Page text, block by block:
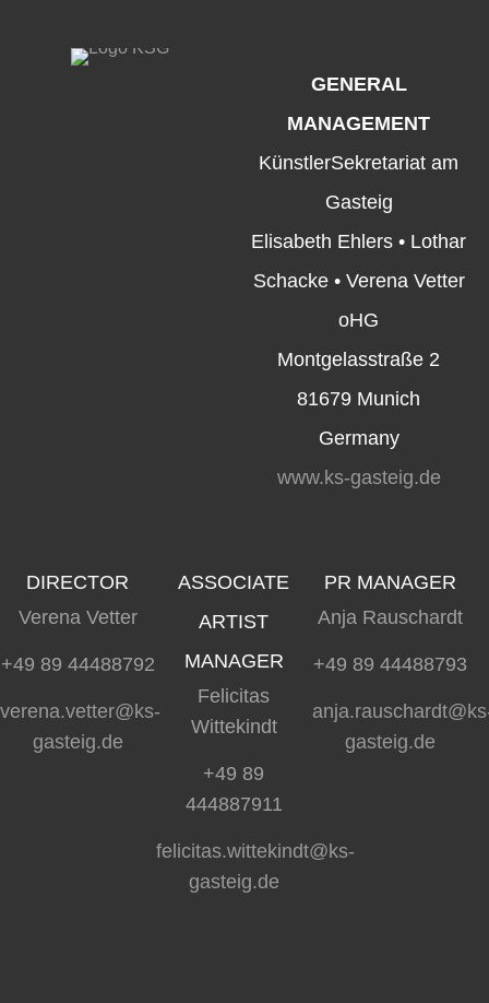
GENERAL
MANAGEMENT
KünstlerSekretariat am
Gasteig
Elisabeth Ehlers • Lothar
Schacke • Verena Vetter
oHG
Montgelasstraße 2
81679 Munich
Germany
www.ks-gasteig.de
DIRECTOR
Verena Vetter
+49 89 44488792
verena.vetter@ks-
gasteig.de
ASSOCIATE
ARTIST
MANAGER
Felicitas
Wittekindt
+49 89
444887911
felicitas.wittekindt@ks-
gasteig.de
PR MANAGER
Anja Rauschardt
+49 89 44488793
gasteig.de